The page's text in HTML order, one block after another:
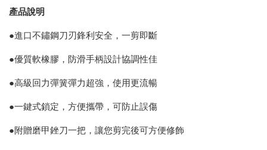
產品說明
●進口不鏽鋼刀刃鋒利安全，一剪即斷
●優質軟橡膠，防滑手柄設計協調性佳
●高級回力彈簧彈力超強，使用更流暢
●一鍵式鎖定，方便攜帶，可防止誤傷
●附贈磨甲銼刀一把，讓您剪完後可方便修飾